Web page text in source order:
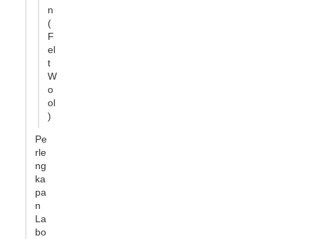
n
(
F
el
t
W
o
ol
)
Pe
rle
ng
ka
pa
n
La
bo